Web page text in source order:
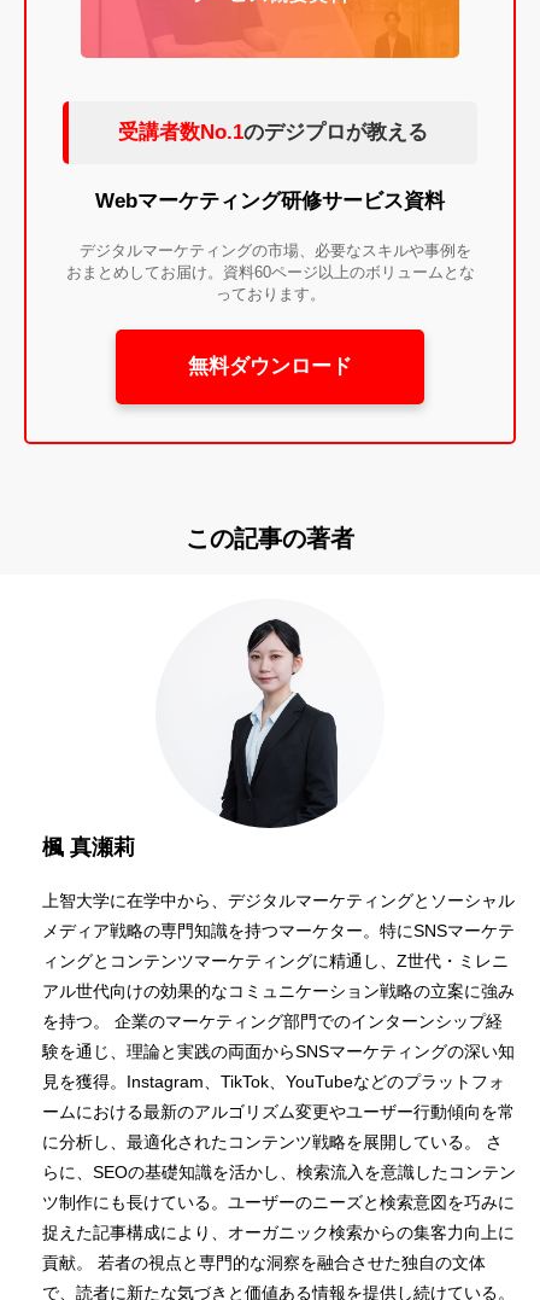
受講者数No.1のデジプロが教える
Webマーケティング研修サービス資料
デジタルマーケティングの市場、必要なスキルや事例を
おまとめしてお届け。資料60ページ以上のボリュームとな
っております。
無料ダウンロード
この記事の著者
楓 真瀬莉
上智大学に在学中から、デジタルマーケティングとソーシャル
メディア戦略の専門知識を持つマーケター。特にSNSマーケテ
ィングとコンテンツマーケティングに精通し、Z世代・ミレニ
アル世代向けの効果的なコミュニケーション戦略の立案に強み
を持つ。 企業のマーケティング部門でのインターンシップ経
験を通じ、理論と実践の両面からSNSマーケティングの深い知
見を獲得。Instagram、TikTok、YouTubeなどのプラットフォ
ームにおける最新のアルゴリズム変更やユーザー行動傾向を常
に分析し、最適化されたコンテンツ戦略を展開している。 さ
らに、SEOの基礎知識を活かし、検索流入を意識したコンテン
ツ制作にも長けている。ユーザーのニーズと検索意図を巧みに
捉えた記事構成により、オーガニック検索からの集客力向上に
貢献。 若者の視点と専門的な洞察を融合させた独自の文体
で、読者に新たな気づきと価値ある情報を提供し続けている。